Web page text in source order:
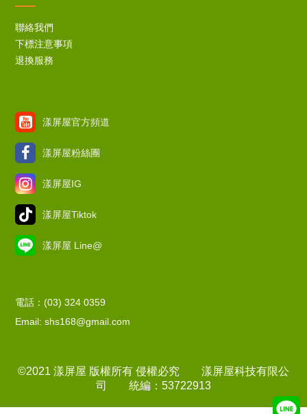
聯絡我們
下標注意事項
退換服務
漾屏屋官方頻道
漾屏屋粉絲團
漾屏屋IG
漾屏屋Tiktok
漾屏屋 Line@
電話：(03) 324 0359
Email: shs168@gmail.com
©2021 漾屏屋 版權所有 侵權必究 漾屏屋科技有限公
司 統編：53722913